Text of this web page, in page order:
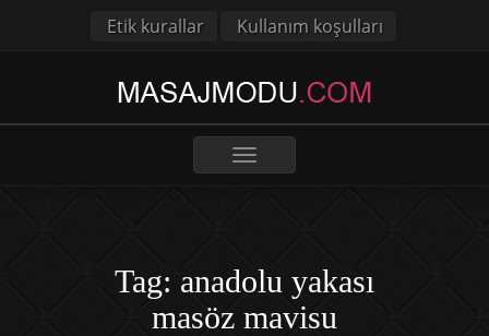
Etik kurallar Kullanım koşulları
Toggle
Tag: anadolu yakası
masöz mavisu